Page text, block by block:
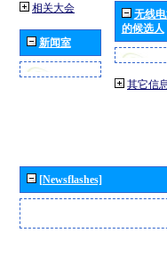
相关大会
新闻室
无线
的候选人
其它信息
[Newsflashes]